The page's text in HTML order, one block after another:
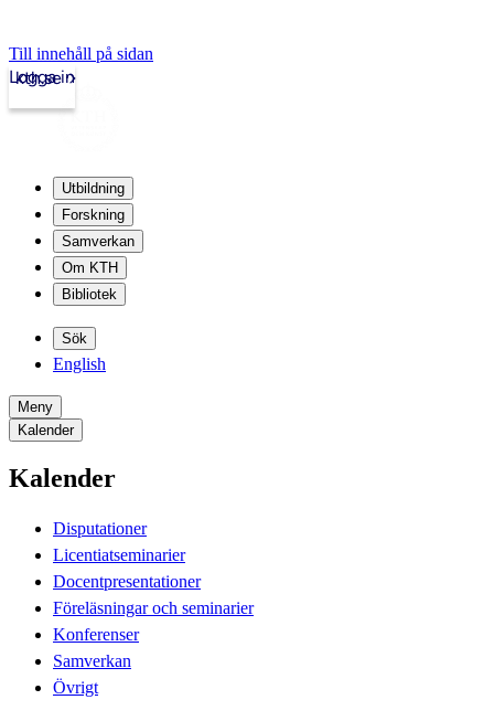
Till innehåll på sidan
kth.se
Logga in
Utbildning
Forskning
Samverkan
Om KTH
Bibliotek
Sök
English
Meny
Kalender
Kalender
Disputationer
Licentiatseminarier
Docentpresentationer
Föreläsningar och seminarier
Konferenser
Samverkan
Övrigt